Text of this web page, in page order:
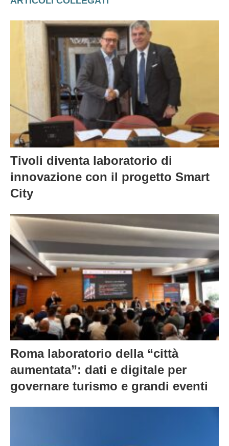
Tivoli diventa laboratorio di
innovazione con il progetto Smart
City
Roma laboratorio della “città
aumentata”: dati e digitale per
governare turismo e grandi eventi